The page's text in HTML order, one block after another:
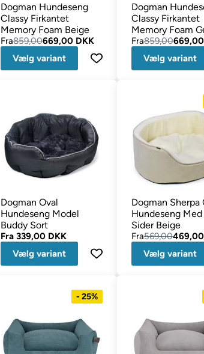
Dogman Hundeseng
Classy Firkantet
Memory Foam Beige
Fra859,00669,00 DKK
Vælg variant
Dogman
Classy Firkantet
Memory Foam
Fra859,00
Vælg variant
Dogman Oval
Hundeseng Model
Buddy Sort
Fra339,00 DKK
Vælg variant
Dogman Sherpa
Hundeseng
Sider Beige
Fra569,00
Vælg variant
- 25%